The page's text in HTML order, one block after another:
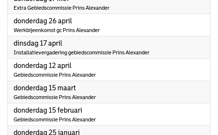
Extra Gebiedscommissie Prins Alexander
donderdag 26 april
Werkbijeenkomst gc Prins Alexander
dinsdag 17 april
Installatievergadering gebiedscommissie Prins Alexander
donderdag 12 april
Gebiedscommissie Prins Alexander
donderdag 15 maart2018
Gebiedscommissie Prins Alexander
donderdag 15 februari
Gebiedscommissie Prins Alexander
donderdag 25 januari